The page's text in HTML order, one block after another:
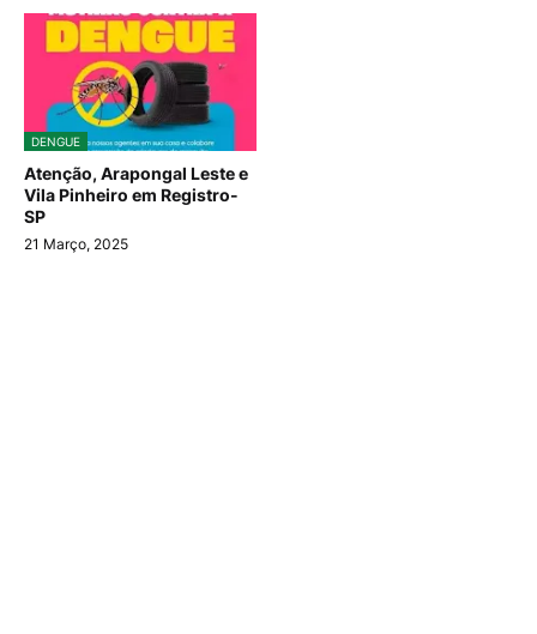
DENGUE
Atenção, Arapongal Leste e
Vila Pinheiro em Registro-
SP
21 Março, 2025